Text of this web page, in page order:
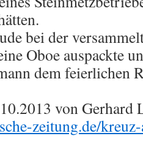
bei der
Oboe auspackte
dem feierlichen
von Gerhard
zeitung.de/